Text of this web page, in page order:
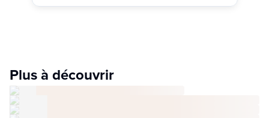
Plus à découvrir